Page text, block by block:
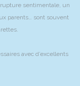
sentimentale, un
parents… sont souvent
avec d’excellents